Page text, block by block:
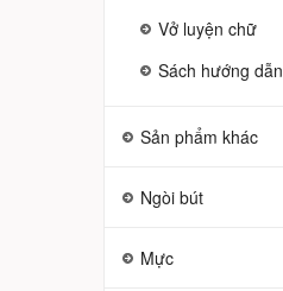
Vở luyện chữ
Sách hướng dẫn
Sản phẩm khác
Ngòi bút
Mực